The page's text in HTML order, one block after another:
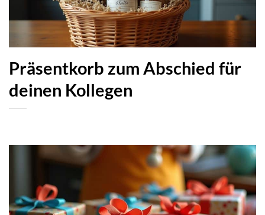
Präsentkorb zum Abschied für
deinen Kollegen